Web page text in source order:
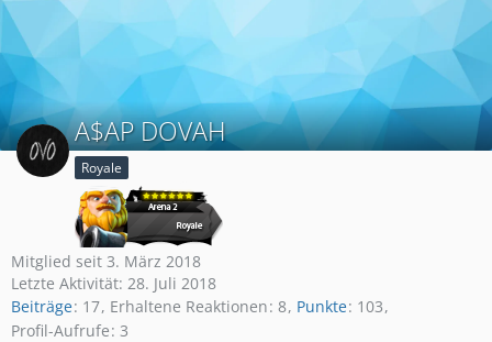
A$AP DOVAH
Royale
Mitglied seit 3. März 2018
Letzte Aktivität: 28. Juli 2018
Beiträge 17 Erhaltene Reaktionen 8 Punkte 103
Profil-Aufrufe 3